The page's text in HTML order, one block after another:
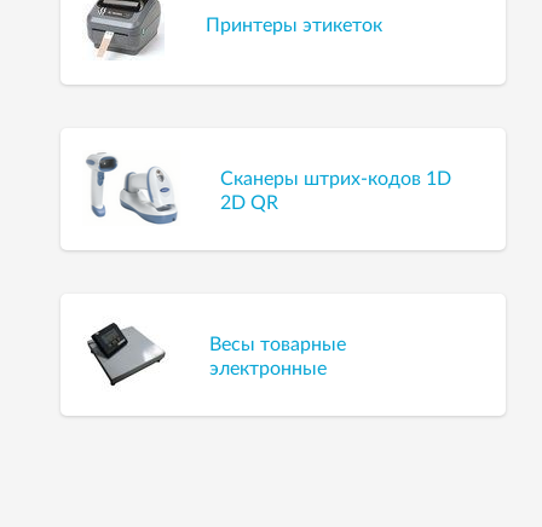
Принтеры этикеток
Сканеры штрих-кодов 1D
2D QR
Весы товарные
электронные